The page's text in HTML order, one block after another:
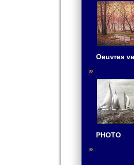
Oeuvres
PHOTO